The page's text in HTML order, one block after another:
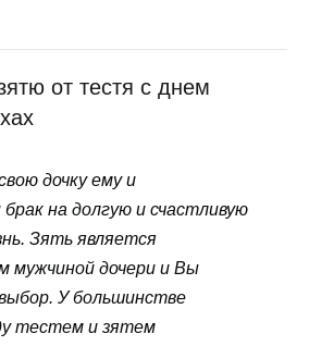
от тестя с днем
дочку ему и
брак на долгую и счастливую
Зять является
мужчиной дочери и Вы
У большинстве
тестем и зятем